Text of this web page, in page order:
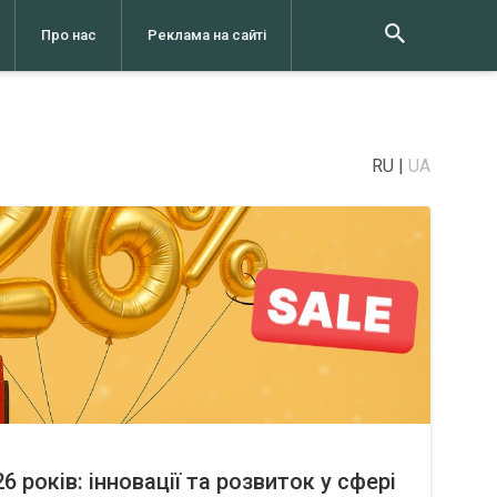
Про нас Реклама на сайті
RU UA
років: інновації та розвиток у сфері